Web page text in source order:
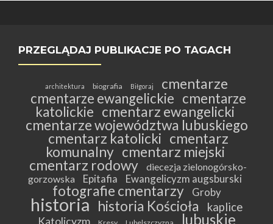
PRZEGLĄDAJ PUBLIKACJE PO TAGACH
architektura biografia Biłgoraj
cmentarze
cmentarze ewangelickie cmentarze
katolickie cmentarz ewangelicki
cmentarze województwa lubuskiego
cmentarz katolicki cmentarz
komunalny cmentarz miejski
cmentarz rodowy
diecezja zielonogórsko-
gorzowska
Epitafia Ewangelicyzm augsburski
fotografie cmentarzy Groby
historia historia Kościoła kaplice
Katolicyzm lubuskie